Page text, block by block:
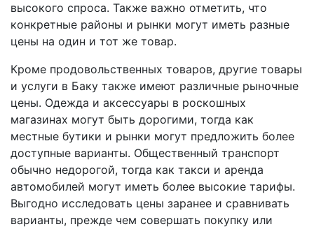
высокого спроса. Также важно отметить, что
конкретные районы и рынки могут иметь разные
цены на один и тот же товар.
Кроме продовольственных товаров, другие товары
и услуги в Баку также имеют различные рыночные
цены. Одежда и аксессуары в роскошных
магазинах могут быть дорогими, тогда как
местные бутики и рынки могут предложить более
доступные варианты. Общественный транспорт
обычно недорогой, тогда как такси и аренда
автомобилей могут иметь более высокие тарифы.
Выгодно исследовать цены заранее и сравнивать
варианты, прежде чем совершать покупку или